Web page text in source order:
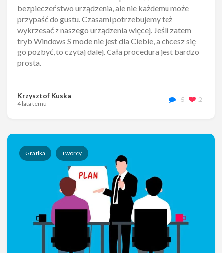
bezpieczeństwo urządzenia, ale nie każdemu może
przypaść do gustu. Czasami potrzebujemy też
wykrzesać z naszego urządzenia więcej. Jeśli zatem
tryb Windows S mode nie jest dla Ciebie, a chcesz się
go pozbyć, to czytaj dalej. Cała procedura jest bardzo
prosta.
Krzysztof Kuska
4 lata temu
5 2
Grafika Twórcy